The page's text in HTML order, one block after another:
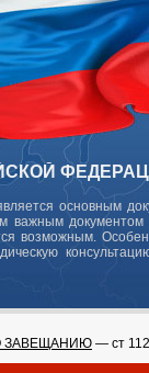
основным
важным
возможным.
ЗАВЕЩАНИЮ — ст